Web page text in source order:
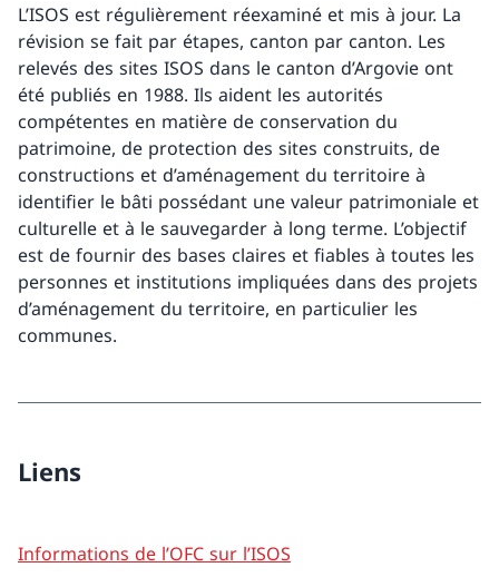
L’ISOS est régulièrement réexaminé et mis à jour. La
révision se fait par étapes, canton par canton. Les
relevés des sites ISOS dans le canton d’Argovie ont
été publiés en 1988. Ils aident les autorités
compétentes en matière de conservation du
patrimoine, de protection des sites construits, de
constructions et d’aménagement du territoire à
identifier le bâti possédant une valeur patrimoniale et
culturelle et à le sauvegarder à long terme. L’objectif
est de fournir des bases claires et fiables à toutes les
personnes et institutions impliquées dans des projets
d’aménagement du territoire, en particulier les
communes.
Liens
Informations de l’OFC sur l’ISOS